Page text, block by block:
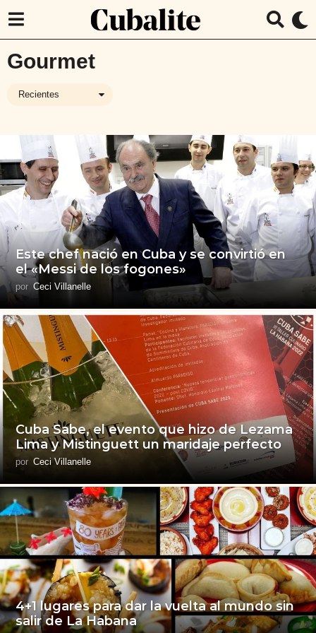
Gourmet
Recientes
Este chef nació en Cuba y se convirtió en
el «Messi de los fogones»
por Ceci Villanelle
Cuba Sabe, el evento que hizo de Lezama
Lima y Mistinguett un maridaje perfecto
por Ceci Villanelle
4+1 lugares para dar la vuelta al mundo sin
salir de La Habana